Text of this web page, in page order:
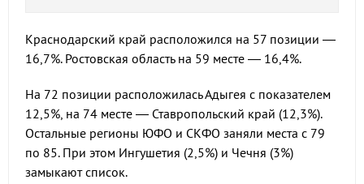
Краснодарский край расположился на 57 позиции —
16,7%. Ростовская область на 59 месте — 16,4%.
На 72 позиции расположилась Адыгея с показателем
12,5%, на 74 месте — Ставропольский край (12,3%).
Остальные регионы ЮФО и СКФО заняли места с 79
по 85. При этом Ингушетия (2,5%) и Чечня (3%)
замыкают список.